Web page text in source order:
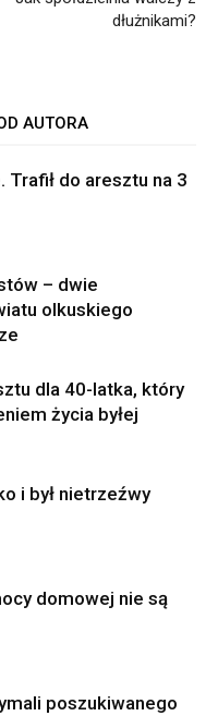
dłużnikami?
AUTORA
Trafił do aresztu na 3
– dwie
olkuskiego
dla 40-latka, który
życia byłej
i był nietrzeźwy
domowej nie są
poszukiwanego